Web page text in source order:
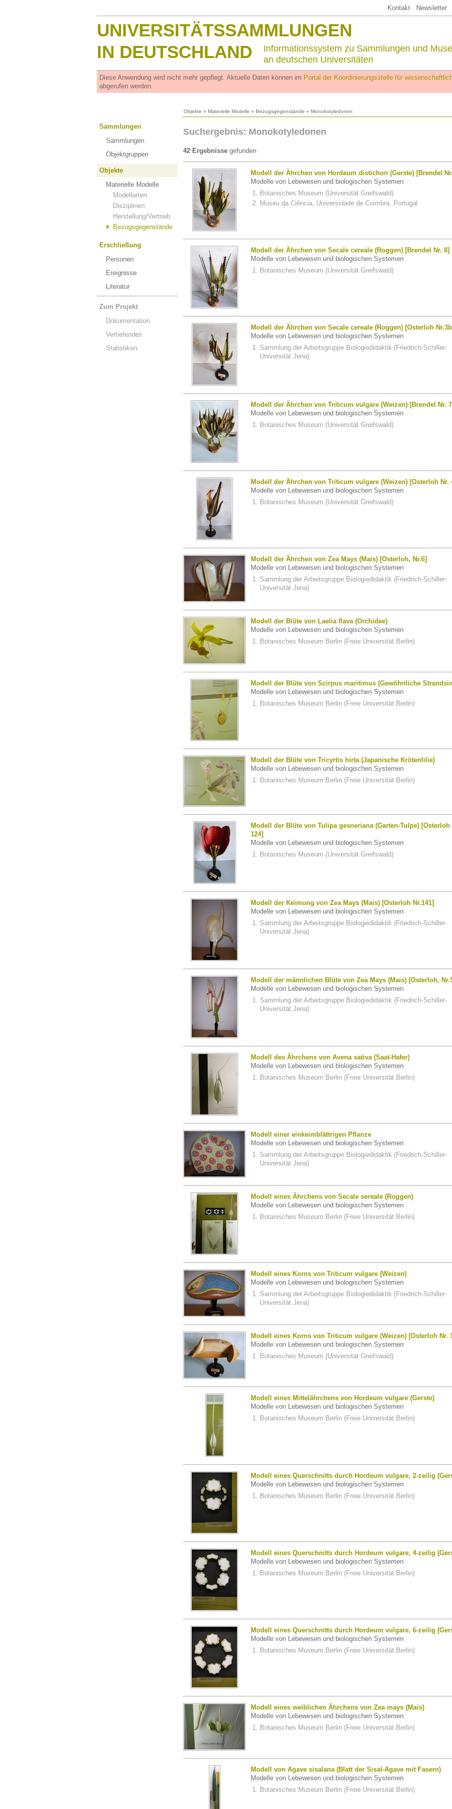
Kontakt Newsletter
UNIVERSITÄTSSAMMLUNGEN
IN DEUTSCHLAND
Informationssystem zu Sammlungen und
an deutschen Universitäten
Diese Anwendung wird nicht mehr gepflegt. Aktuelle Daten können im Portal der Koordinierungsstelle für
abgerufen werden.
Objekte » Materielle Modelle » Bezugsgegenstände » Monokotyledonen
Sammlungen
Sammlungen
Objektgruppen
Objekte
Materielle Modelle
Modellarten
Disziplinen
Herstellung/Vertrieb
Bezugsgegenstände
Erschließung
Personen
Ereignisse
Literatur
Zum Projekt
Dokumentation
Vertiefendes
Statistiken
Suchergebnis: Monokotyledonen
42 Ergebnisse gefunden
Modell der Ährchen von Hordeum distichon (Gerste) [Brendel
Modelle von Lebewesen und biologischen Systemen
Botanisches Museum (Universität Greifswald)
Museu da Ciência, Universidade de Coimbra, Portugal
Modell der Ährchen von Secale cereale (Roggen) [Brendel Nr. 8]
Modelle von Lebewesen und biologischen Systemen
Botanisches Museum (Universität Greifswald)
Modell der Ährchen von Secale cereale (Roggen) [Osterloh
Modelle von Lebewesen und biologischen Systemen
Sammlung der Arbeitsgruppe Biologiedidaktik (Friedrich-Schiller-
Universität Jena)
Modell der Ährchen von Triticum vulgare (Weizen) [Brendel Nr.
Modelle von Lebewesen und biologischen Systemen
Botanisches Museum (Universität Greifswald)
Modell der Ährchen von Triticum vulgare (Weizen) [Osterloh Nr.
Modelle von Lebewesen und biologischen Systemen
Botanisches Museum (Universität Greifswald)
Modell der Ährchen von Zea Mays (Mais) [Osterloh, Nr.6]
Modelle von Lebewesen und biologischen Systemen
Sammlung der Arbeitsgruppe Biologiedidaktik (Friedrich-Schiller-
Universität Jena)
Modell der Blüte von Laelia flava (Orchidee)
Modelle von Lebewesen und biologischen Systemen
Botanisches Museum Berlin (Freie Universität Berlin)
Modell der Blüte von Scirpus maritimus (Gewöhnliche
Modelle von Lebewesen und biologischen Systemen
Botanisches Museum Berlin (Freie Universität Berlin)
Modell der Blüte von Tricyrtis hirta (Japanische Krötenlilie)
Modelle von Lebewesen und biologischen Systemen
Botanisches Museum Berlin (Freie Universität Berlin)
Modell der Blüte von Tulipa gesneriana (Garten-Tulpe) [Osterloh
124]
Modelle von Lebewesen und biologischen Systemen
Botanisches Museum (Universität Greifswald)
Modell der Keimung von Zea Mays (Mais) [Osterloh Nr.141]
Modelle von Lebewesen und biologischen Systemen
Sammlung der Arbeitsgruppe Biologiedidaktik (Friedrich-Schiller-
Universität Jena)
Modell der männlichen Blüte von Zea Mays (Mais) [Osterloh,
Modelle von Lebewesen und biologischen Systemen
Sammlung der Arbeitsgruppe Biologiedidaktik (Friedrich-Schiller-
Universität Jena)
Modell des Ährchens von Avena sativa (Saat-Hafer)
Modelle von Lebewesen und biologischen Systemen
Botanisches Museum Berlin (Freie Universität Berlin)
Modell einer einkeimblättrigen Pflanze
Modelle von Lebewesen und biologischen Systemen
Sammlung der Arbeitsgruppe Biologiedidaktik (Friedrich-Schiller-
Universität Jena)
Modell eines Ährchens von Secale sereale (Roggen)
Modelle von Lebewesen und biologischen Systemen
Botanisches Museum Berlin (Freie Universität Berlin)
Modell eines Korns von Triticum vulgare (Weizen)
Modelle von Lebewesen und biologischen Systemen
Sammlung der Arbeitsgruppe Biologiedidaktik (Friedrich-Schiller-
Universität Jena)
Modell eines Korns von Triticum vulgare (Weizen) [Osterloh Nr.
Modelle von Lebewesen und biologischen Systemen
Botanisches Museum (Universität Greifswald)
Modell eines Mittelährchens von Hordeum vulgare (Gerste)
Modelle von Lebewesen und biologischen Systemen
Botanisches Museum Berlin (Freie Universität Berlin)
Modell eines Querschnitts durch Hordeum vulgare, 2-zeilig
Modelle von Lebewesen und biologischen Systemen
Botanisches Museum Berlin (Freie Universität Berlin)
Modell eines Querschnitts durch Hordeum vulgare, 4-zeilig
Modelle von Lebewesen und biologischen Systemen
Botanisches Museum Berlin (Freie Universität Berlin)
Modell eines Querschnitts durch Hordeum vulgare, 6-zeilig
Modelle von Lebewesen und biologischen Systemen
Botanisches Museum Berlin (Freie Universität Berlin)
Modell eines weiblichen Ährchens von Zea mays (Mais)
Modelle von Lebewesen und biologischen Systemen
Botanisches Museum Berlin (Freie Universität Berlin)
Modell von Agave sisalana (Blatt der Sisal-Agave mit Fasern)
Modelle von Lebewesen und biologischen Systemen
Botanisches Museum Berlin (Freie Universität Berlin)